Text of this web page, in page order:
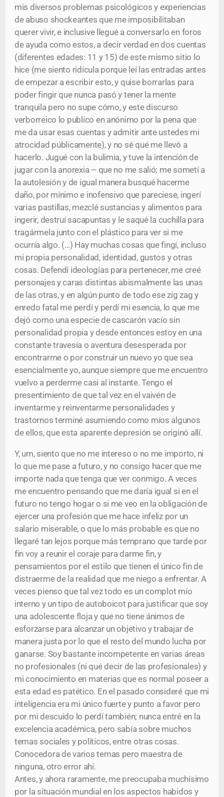
mis diversos problemas psicológicos y experiencias
de abuso shockeantes que me imposibilitaban
querer vivir, e inclusive llegué a conversarlo en foros
de ayuda como estos, a decir verdad en dos cuentas
(diferentes edades: 11 y 15) de este mismo sitio lo
hice (me siento ridícula porque leí las entradas antes
de empezar a escribir esto, y quise borrarlas para
poder fingir que nunca pasó y tener la mente
tranquila pero no supe cómo, y este discurso
verborreico lo publico en anónimo por la pena que
me da usar esas cuentas y admitir ante ustedes mi
atrocidad públicamente), y no sé qué me llevó a
hacerlo. Jugué con la bulimia, y tuve la intención de
jugar con la anorexia – que no me salió; me sometí a
la autolesión y de igual manera busqué hacerme
daño, por mínimo e inofensivo que pareciese, ingerí
varias pastillas, mezclé sustancias y alimentos para
ingerir, destruí sacapuntas y le saqué la cuchilla para
tragármela junto con el plástico para ver si me
ocurría algo. (…) Hay muchas cosas que fingí, incluso
mi propia personalidad, identidad, gustos y otras
cosas. Defendí ideologías para pertenecer, me creé
personajes y caras distintas abismalmente las unas
de las otras, y en algún punto de todo ese zig zag y
enredo fatal me perdí y perdí mi esencia, lo que me
dejó como una especie de cascarón vacío sin
personalidad propia y desde entonces estoy en una
constante travesía o aventura desesperada por
encontrarme o por construir un nuevo yo que sea
esencialmente yo, aunque siempre que me encuentro
vuelvo a perderme casi al instante. Tengo el
presentimiento de que tal vez en el vaivén de
inventarme y reinventarme personalidades y
trastornos terminé asumiendo como míos algunos
de ellos, que esta aparente depresión se originó allí.
Y, um, siento que no me intereso o no me importo, ni
lo que me pase a futuro, y no consigo hacer que me
importe nada que tenga que ver conmigo. A veces
me encuentro pensando que me daría igual si en el
futuro no tengo hogar o si me veo en la obligación de
ejercer una profesión que me hace infeliz por un
salario miserable, o que lo más probable es que no
llegaré tan lejos porque más temprano que tarde por
fin voy a reunir el coraje para darme fin, y
pensamientos por el estilo que tienen el único fin de
distraerme de la realidad que me niego a enfrentar. A
veces pienso que tal vez todo es un complot mío
interno y un tipo de autoboicot para justificar que soy
una adolescente floja y que no tiene ánimos de
esforzarse para alcanzar un objetivo y trabajar de
manera justa por lo que el resto del mundo lucha por
ganarse. Soy bastante incompetente en varias áreas
no profesionales (ni qué decir de las profesionales) y
mi conocimiento en materias que es normal poseer a
esta edad es patético. En el pasado consideré que mi
inteligencia era mi único fuerte y punto a favor pero
por mi descuido lo perdí también; nunca entré en la
excelencia académica, pero sabía sobre muchos
temas sociales y políticos, entre otras cosas.
Conocedora de varios temas pero maestra de
ninguna, otro error ahí.
Antes, y ahora raramente, me preocupaba muchísimo
por la situación mundial en los aspectos habidos y